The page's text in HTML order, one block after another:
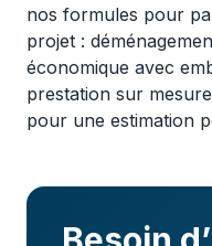
nos formules pour
projet :
économique avec
prestation sur
pour une estimation